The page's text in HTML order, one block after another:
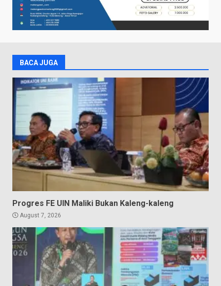
BACA JUGA
Progres FE UIN Maliki Bukan Kaleng-kaleng
August 7, 2026